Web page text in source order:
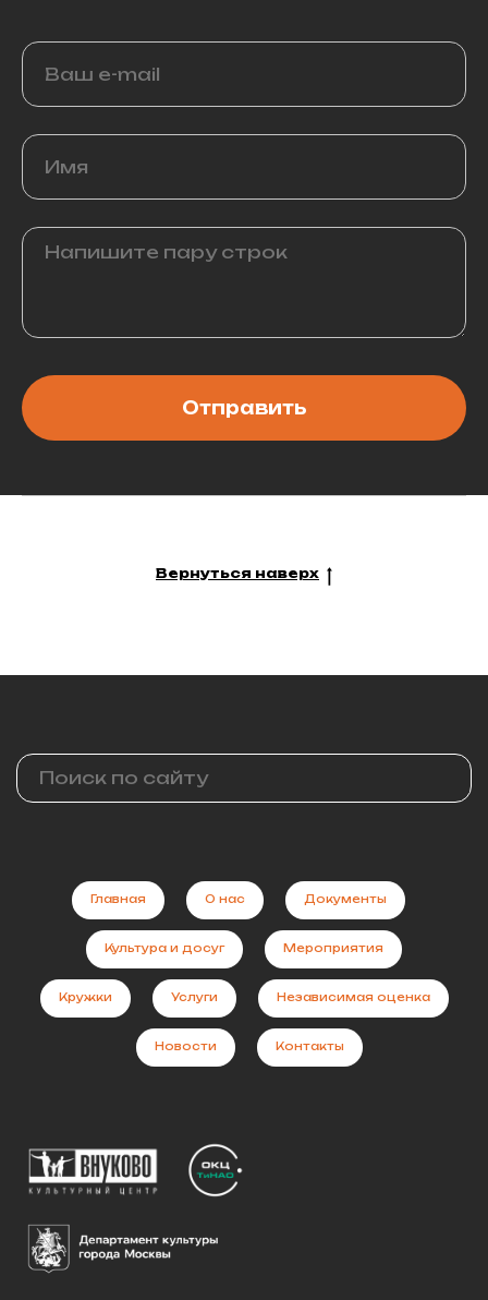
Отправить
Вернуться наверх
Главная О нас Документы
Культура и досуг Мероприятия
Кружки Услуги Независимая оценка
Новости Контакты